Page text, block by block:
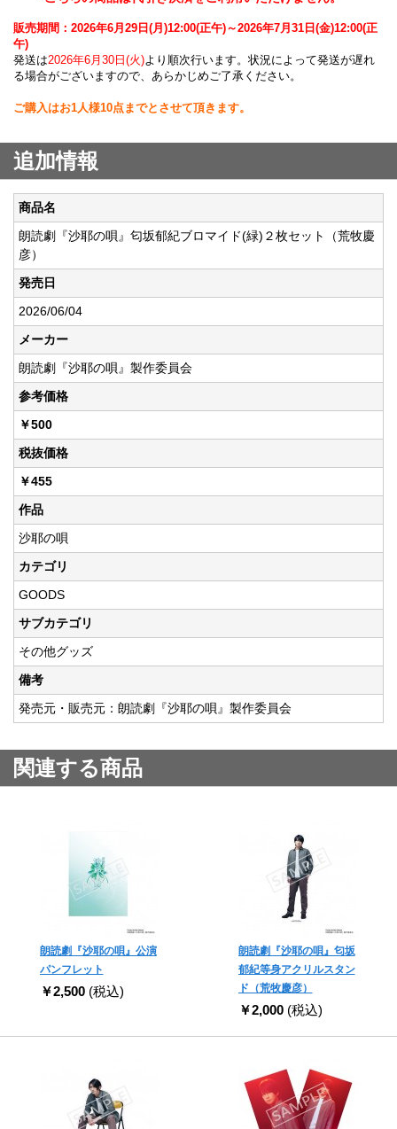
販売期間：2026年6月29日(月)12:00(正午)～2026年7月31日(金)12:00(正
午)
発送は2026年6月30日(火)より順次行います。状況によって発送が遅れ
る場合がございますので、あらかじめご了承ください。
ご購入はお1人様10点までとさせて頂きます。
追加情報
商品名
朗読劇『沙耶の唄』匂坂郁紀ブロマイド(緑)２枚セット（荒牧慶
彦）
発売日
2026/06/04
メーカー
朗読劇『沙耶の唄』製作委員会
参考価格
￥500
税抜価格
￥455
作品
沙耶の唄
カテゴリ
GOODS
サブカテゴリ
その他グッズ
備考
発売元・販売元：朗読劇『沙耶の唄』製作委員会
関連する商品
朗読劇『沙耶の唄』公演
パンフレット
￥2,500 (税込)
朗読劇『沙耶の唄』匂坂
郁紀等身アクリルスタン
ド（荒牧慶彦）
￥2,000 (税込)